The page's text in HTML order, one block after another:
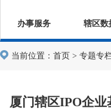
办事服务 辖区数
当前位置： 首页 > 专题专
厦门辖区IPO企业